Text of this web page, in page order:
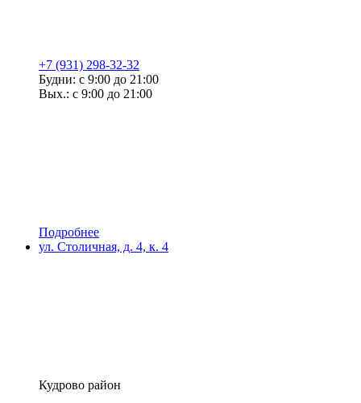
+7 (931) 298-32-32
Будни: с 9:00 до 21:00
Вых.: с 9:00 до 21:00
Подробнее
ул. Столичная, д. 4, к. 4
Кудрово район